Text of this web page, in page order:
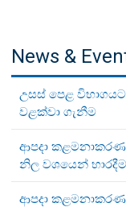
News &
උසස් පෙළ
වළක්වා ගැනීම
ආපදා
නිල වශයෙන් භාරදීම
ආපදා